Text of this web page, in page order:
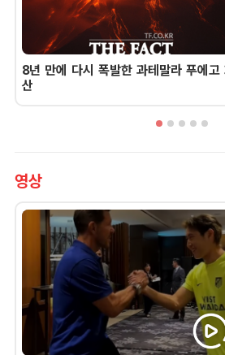
8년 만에 다시 폭발한 과테말라 푸에고
산
영상